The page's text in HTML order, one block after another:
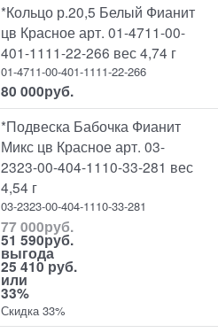
*Кольцо р.20,5 Белый Фианит
цв Красное арт. 01-4711-00-
401-1111-22-266 вес 4,74 г
01-4711-00-401-1111-22-266
80 000руб.
*Подвеска Бабочка Фианит
Микс цв Красное арт. 03-
2323-00-404-1110-33-281 вес
4,54 г
03-2323-00-404-1110-33-281
77 000руб.
51 590руб.
выгода
25 410 руб.
или
33%
Скидка 33%